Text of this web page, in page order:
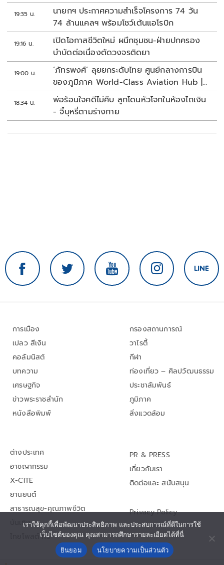
19:35 น.
นายกฯ ประกาศความสำเร็จโครงการ 74 วัน
74 ล้านแคลฯ พร้อมโชว์เต้นแอโรบิก
19:16 น.
เปิดโอกาสชีวิตใหม่ ผนึกชุมชน-ฝ่ายปกครอง
บำบัดต่อเนื่องตัดวงจรติดยา
19:00 น.
‘ภัทรพงศ์’ ลุยยกระดับไทย ศูนย์กลางการบิน
ของภูมิภาค World-Class Aviation Hub |
ห้องข่าวไทยโพสต์สุดสัปดาห์
18:34 น.
พ่อร้อนใจคดีไม่คืบ ลูกโดนหัวโจกในห้องไถเงิน
- จี้บุหรี่ตามร่างกาย
การเมือง
เปลว สีเงิน
คอลัมนิสต์
บทความ
เศรษฐกิจ
ข่าวพระราชสำนัก
หนังสือพิมพ์
กรองสถานการณ์
วาไรตี้
กีฬา
ท่องเที่ยว – ศิลปวัฒนธรรม
ประชาสัมพันธ์
ภูมิภาค
สิ่งแวดล้อม
ต่างประเทศ
อาชญากรรม
X-CITE
ยานยนต์
สาธารณสุข-คุณภาพชีวิต
บันเทิง
ไทยโพสต์ ทีวี
PR & PRESS
เกี่ยวกับเรา
ติดต่อและ สนับสนุน
Privacy Policy
เราใช้คุกกี้เพื่อพัฒนาประสิทธิภาพ และประสบการณ์ที่ดีในการใช้
เว็บไซต์ของคุณ คุณสามารถศึกษารายละเอียดได้ที่นี่
ยินยอม
นโยบายความเป็นส่วนตัว